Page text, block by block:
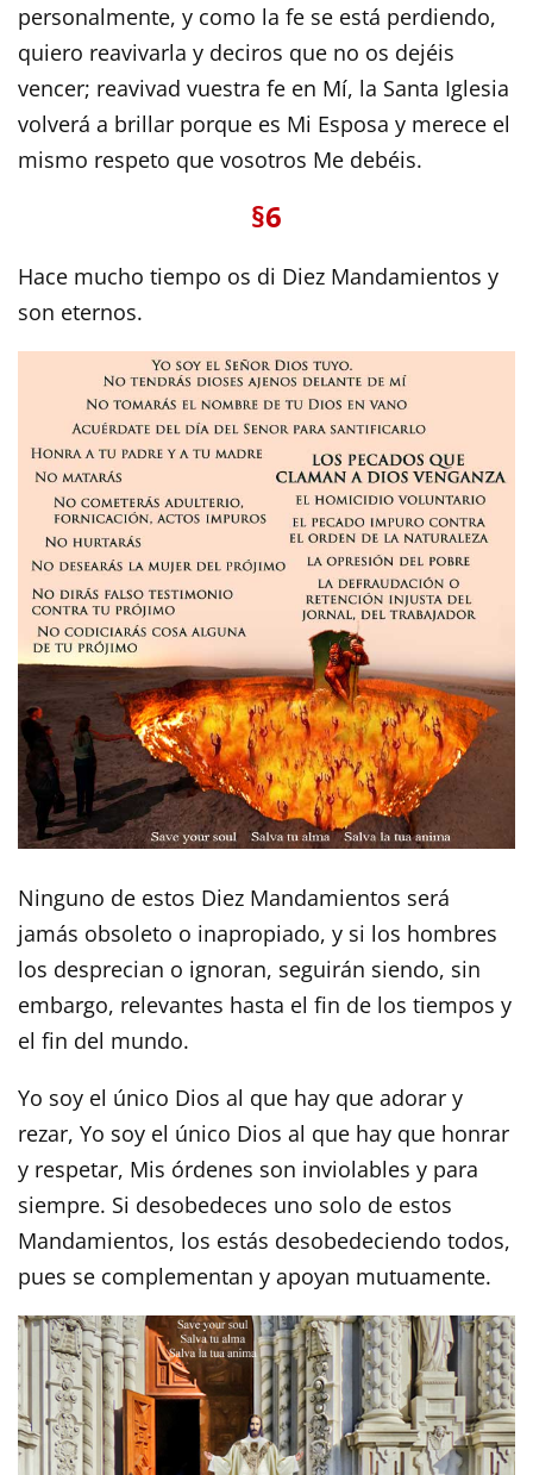
personalmente, y como la fe se está perdiendo,
quiero reavivarla y deciros que no os dejéis
vencer; reavivad vuestra fe en Mí, la Santa Iglesia
volverá a brillar porque es Mi Esposa y merece el
mismo respeto que vosotros Me debéis.
§6
Hace mucho tiempo os di Diez Mandamientos y
son eternos.
Ninguno de estos Diez Mandamientos será
jamás obsoleto o inapropiado, y si los hombres
los desprecian o ignoran, seguirán siendo, sin
embargo, relevantes hasta el fin de los tiempos y
el fin del mundo.
Yo soy el único Dios al que hay que adorar y
rezar, Yo soy el único Dios al que hay que honrar
y respetar, Mis órdenes son inviolables y para
siempre. Si desobedeces uno solo de estos
Mandamientos, los estás desobedeciendo todos,
pues se complementan y apoyan mutuamente.